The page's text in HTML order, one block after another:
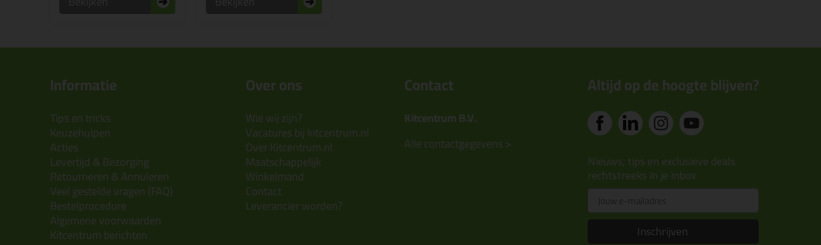
Informatie
Tips en tricks
Keuzehulpen
Acties
Levertijd & Bezorging
Retourneren & Annuleren
Veel gestelde vragen (FAQ)
Bestelprocedure
Algemene voorwaarden
Kitcentrum berichten
Over ons
Wie wij zijn?
Vacatures bij kitcentrum.nl
Over Kitcentrum.nl
Maatschappelijk
Winkelmand
Contact
Leverancier worden?
Contact
Kitcentrum B.V.
Alle contactgegevens >
Altijd op de hoogte blijven?
Nieuws, tips en exclusieve deals
rechtstreeks in je inbox
Inschrijven